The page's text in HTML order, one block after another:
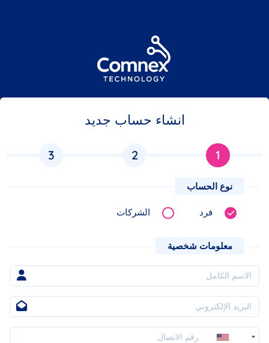
انشاء حساب جديد
1
2
3
نوع الحساب
فرد الشركات
معلومات شخصية
+1